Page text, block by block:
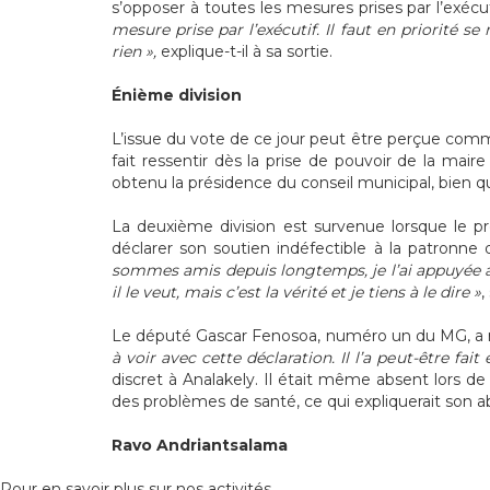
s’opposer à toutes les mesures prises par
mesure prise par l’exécutif. Il faut en priorité
rien », explique-t-il à sa sortie.
Énième division
L’issue du vote de ce jour peut être perçue
fait ressentir dès la prise de pouvoir de la
obtenu la présidence du conseil municipal, bien
La deuxième division est survenue lorsque le
déclarer son soutien indéfectible à la
sommes amis depuis longtemps, je l’ai
il le veut, mais c’est la vérité et je tiens à le dire »,
Le député Gascar Fenosoa, numéro un du MG,
à voir avec cette déclaration. Il l’a peut-être
discret à Analakely. Il était même absent lors
des problèmes de santé, ce qui expliquerait son
Ravo Andriantsalama